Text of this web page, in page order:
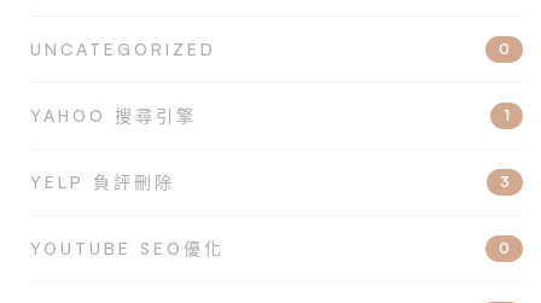
UNCATEGORIZED 0
YAHOO 搜尋引擎 1
YELP 負評刪除 3
YOUTUBE SEO優化 0